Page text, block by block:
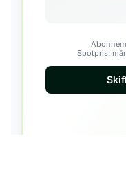
Spotpris: